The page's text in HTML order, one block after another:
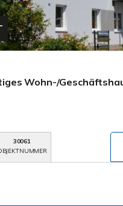
Wohn-/
30061